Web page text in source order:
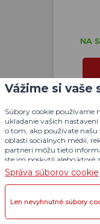
NA
Vážime si vaše
Súbory cookie používame
ukladanie vašich
o tom, ako používate
oblasti sociálnych médií,
partneri môžu tieto
ste im poskytli alebo ktoré
Podrobné informácie
Správa súborov cookie
Len nevyhnutné súbory